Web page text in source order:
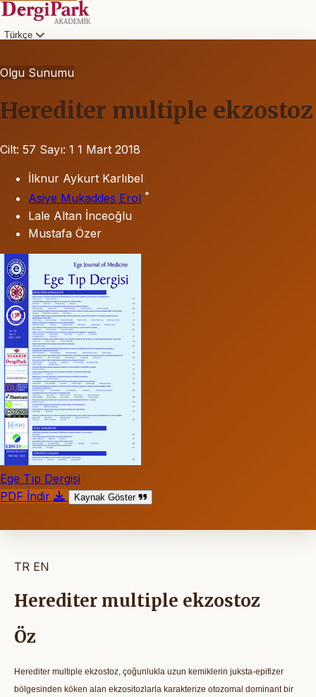
Türkçe
Olgu Sunumu
Herediter multiple ekzostoz
Cilt: 57 Sayı: 1 1 Mart 2018
İlknur Aykurt Karlıbel
Asiye Mukaddes Erol *
Lale Altan İnceoğlu
Mustafa Özer
Ege Tıp Dergisi
PDF İndir
Kaynak Göster
TR EN
Herediter multiple ekzostoz
Öz
Herediter multiple ekzostoz, çoğunlukla uzun kemiklerin juksta-epifizer
bölgesinden köken alan ekzositozlarla karakterize otozomal dominant bir